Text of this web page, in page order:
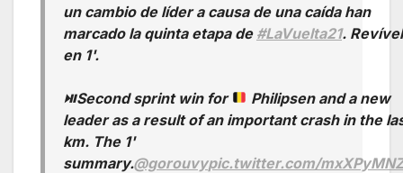
un cambio de líder a causa de una caída han
marcado la quinta etapa de #LaVuelta21.
en 1'.
⏯Second sprint win for
Philipsen and a new
leader as a result of an important crash in the
km. The 1'
summary.@gorouvypic.twitter.com/